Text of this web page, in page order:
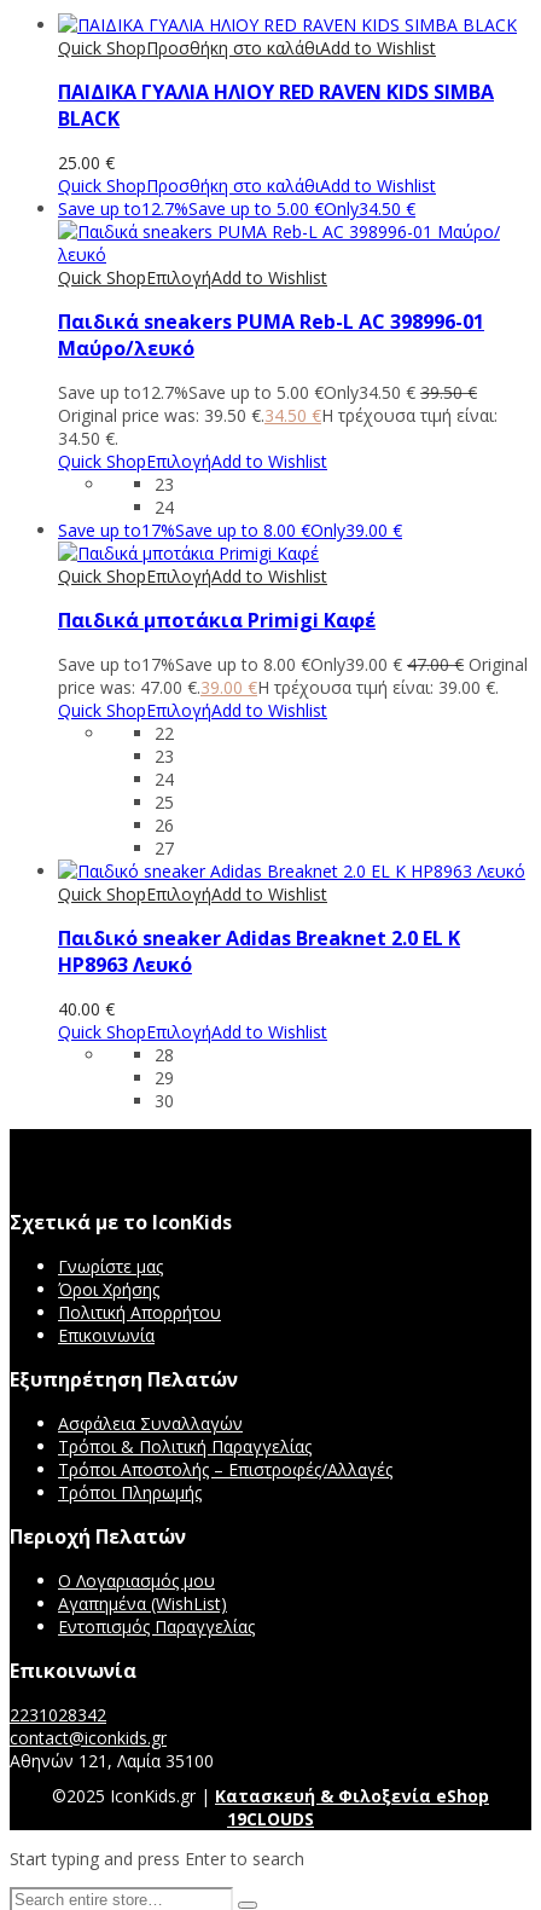
Quick ShopΠροσθήκη στο καλάθιAdd to Wishlist
ΠΑΙΔΙΚΑ ΓΥΑΛΙΑ ΗΛΙΟΥ RED RAVEN KIDS SIMBA
BLACK
25.00 €
Quick ShopΠροσθήκη στο καλάθιAdd to Wishlist
Save up to12.7%Save up to 5.00 €Only34.50 €
Quick ShopΕπιλογήAdd to Wishlist
Παιδικά sneakers PUMA Reb-L AC 398996-01
Μαύρο/λευκό
Save up to12.7%Save up to 5.00 €Only34.50 € 39.50€
Original price was: 39.50 €.34.50 €Η τρέχουσα τιμή είναι:
34.50 €.
Quick ShopΕπιλογήAdd to Wishlist
23
24
Save up to17%Save up to 8.00 €Only39.00 €
Quick ShopΕπιλογήAdd to Wishlist
Παιδικά μποτάκια Primigi Καφέ
Save up to17%Save up to 8.00 €Only39.00 € 47.00€ Original
price was: 47.00 €.39.00 €Η τρέχουσα τιμή είναι: 39.00 €.
Quick ShopΕπιλογήAdd to Wishlist
22
23
24
25
26
27
Quick ShopΕπιλογήAdd to Wishlist
Παιδικό sneaker Adidas Breaknet 2.0 EL K
HP8963 Λευκό
40.00 €
Quick ShopΕπιλογήAdd to Wishlist
28
29
30
Σχετικά με το IconKids
Γνωρίστε μας
Όροι Χρήσης
Πολιτική Απορρήτου
Επικοινωνία
Εξυπηρέτηση Πελατών
Ασφάλεια Συναλλαγών
Τρόποι & Πολιτική Παραγγελίας
Τρόποι Αποστολής – Επιστροφές/Αλλαγές
Τρόποι Πληρωμής
Περιοχή Πελατών
Ο Λογαριασμός μου
Αγαπημένα (WishList)
Εντοπισμός Παραγγελίας
Επικοινωνία
2231028342
contact@iconkids.gr
Αθηνών 121, Λαμία 35100
©2025 IconKids.gr | Κατασκευή & Φιλοξενία eShop
19CLOUDS
Start typing and press Enter to search